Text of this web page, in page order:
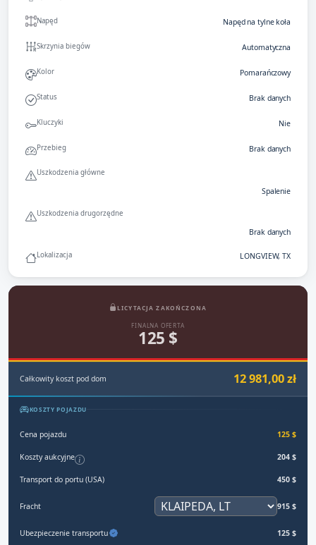
Napęd Napęd na tylne koła
Skrzynia biegów Automatyczna
Kolor Pomarańczowy
Status Brak danych
Kluczyki Nie
Przebieg Brak danych
Uszkodzenia główne
Spalenie
Uszkodzenia drugorzędne
Brak danych
Lokalizacja LONGVIEW, TX
LICYTACJA ZAKOŃCZONA
FINALNA OFERTA
125 $
Całkowity koszt pod dom 12 981,00 zł
KOSZTY POJAZDU
Cena pojazdu 125 $
Koszty aukcyjne 204 $
Transport do portu (USA) 450 $
Fracht 915 $
Ubezpieczenie transportu 125 $